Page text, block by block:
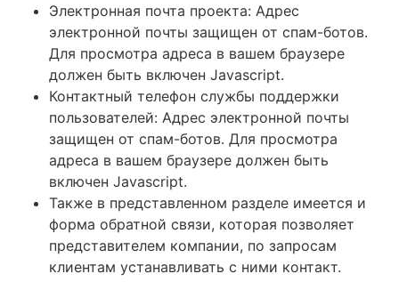
Электронная почта проекта: Адрес
электронной почты защищен от спам-ботов.
Для просмотра адреса в вашем браузере
должен быть включен Javascript.
Контактный телефон службы поддержки
пользователей: Адрес электронной почты
защищен от спам-ботов. Для просмотра
адреса в вашем браузере должен быть
включен Javascript.
Также в представленном разделе имеется и
форма обратной связи, которая позволяет
представителем компании, по запросам
клиентам устанавливать с ними контакт.